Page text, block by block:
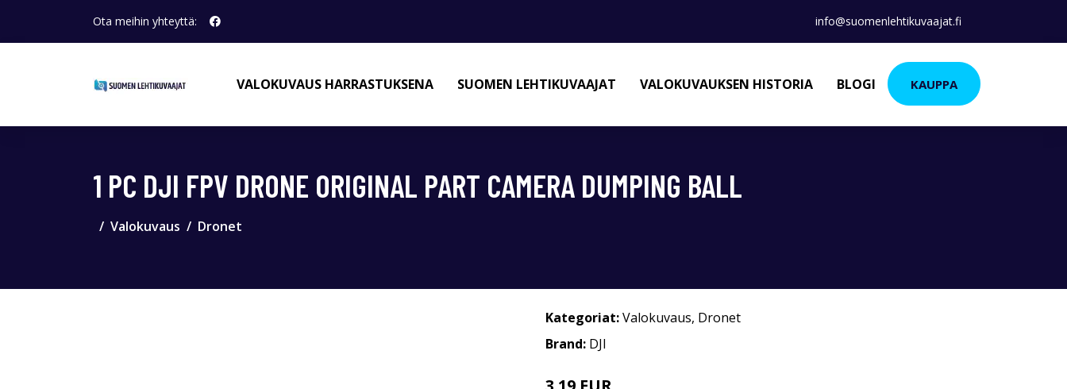
Ota meihin yhteyttä: info@suomenlehtikuvaajat.fi
VALOKUVAUS HARRASTUKSENA SUOMEN LEHTIKUVAAJAT VALOKUVAUKSEN HISTORIA BLOGI KAUPPA
1 PC DJI FPV DRONE ORIGINAL PART CAMERA DUMPING BALL
Valokuvaus Dronet
Kategoriat:Valokuvaus, Dronet
Brand: DJI